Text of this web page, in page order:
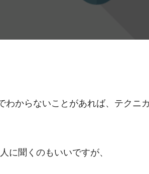
わからないことがあれば、テクニ
に聞くのもいいですが、